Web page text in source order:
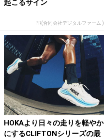
起こるサイン
PR(合同会社デジタルファーム )
HOKAより日々の走りを軽やか
にするCLIFTONシリーズの最